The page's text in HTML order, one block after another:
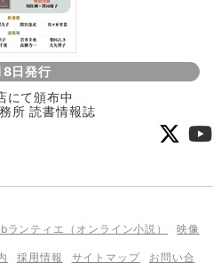
8日発行
にて頒布中
所 読書情報誌
ランティエ（オンライン小説） 映像
採用情報 サイトマップ お問い合